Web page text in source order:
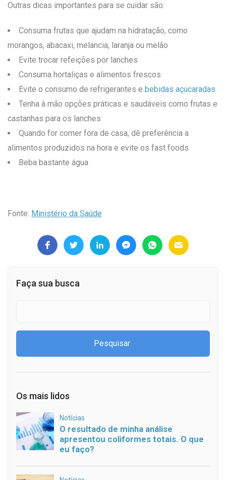
Outras dicas importantes para se cuidar são:
Consuma frutas que ajudam na hidratação, como
morangos, abacaxi, melancia, laranja ou melão
Evite trocar refeições por lanches
Consuma hortaliças e alimentos frescos
Evite o consumo de refrigerantes e bebidas açucaradas
Tenha à mão opções práticas e saudáveis como frutas e
castanhas para os lanches
Quando for comer fora de casa, dê preferência a
alimentos produzidos na hora e evite os fast foods
Beba bastante água
Fonte: Ministério da Saúde
Faça sua busca
Os mais lidos